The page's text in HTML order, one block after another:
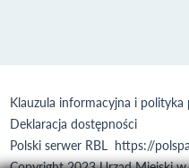
Klauzula informacyjna i polityka
Deklaracja dostępności
Polski serwer RBL https://